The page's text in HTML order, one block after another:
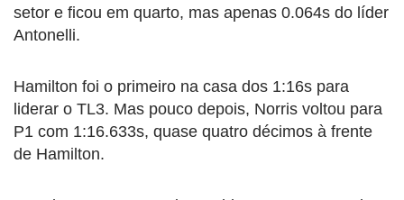
setor e ficou em quarto, mas apenas 0.064s do líder
Antonelli.
Hamilton foi o primeiro na casa dos 1:16s para
liderar o TL3. Mas pouco depois, Norris voltou para
P1 com 1:16.633s, quase quatro décimos à frente
de Hamilton.